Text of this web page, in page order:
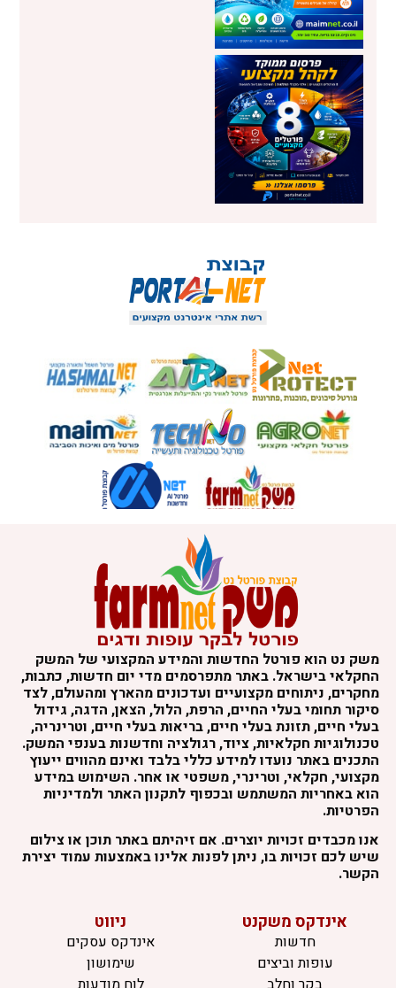
משק נט הוא פורטל החדשות והמידע המקצועי של המשק
החקלאי בישראל. באתר מתפרסמים מדי יום חדשות, כתבות,
מחקרים, ניתוחים מקצועיים ועדכונים מהארץ ומהעולם, לצד
סיקור תחומי בעלי החיים, הרפת, הלול, הצאן, הדגה, גידול
בעלי חיים, תזונת בעלי חיים, בריאות בעלי חיים, וטרינריה,
טכנולוגיות חקלאיות, ציוד, רגולציה וחדשנות בענפי המשק.
התכנים באתר נועדו למידע כללי בלבד ואינם מהווים ייעוץ
מקצועי, חקלאי, וטרינרי, משפטי או אחר. השימוש במידע
הוא באחריות המשתמש ובכפוף לתקנון האתר ולמדיניות
הפרטיות.
אנו מכבדים זכויות יוצרים. אם זיהיתם באתר תוכן או צילום
שיש לכם זכויות בו, ניתן לפנות אלינו באמצעות עמוד יצירת
הקשר.
אינדקס משקנט
חדשות
עופות וביצים
ניווט
אינדקס עסקים
שימושון